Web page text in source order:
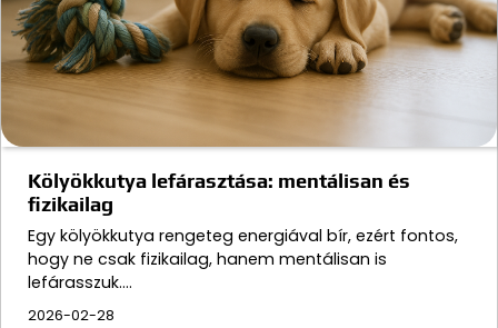
Kölyökkutya lefárasztása: mentálisan és
fizikailag
Egy kölyökkutya rengeteg energiával bír, ezért fontos,
hogy ne csak fizikailag, hanem mentálisan is
lefárasszuk.…
2026-02-28